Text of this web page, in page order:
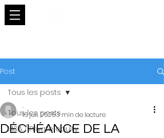
Post
Tous les posts
M&A / Private equity
Tous les posts
DÉCHÉANCE DE LA
.
16 juil. 20253 min de lecture